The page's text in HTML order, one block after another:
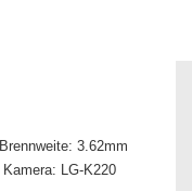
Brennweite: 3.62mm
Kamera: LG-K220